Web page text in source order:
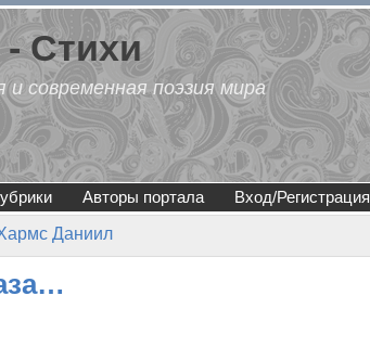
Стихи
и современная поэзия мира
Авторы портала Вход/Регистрация
Даниил